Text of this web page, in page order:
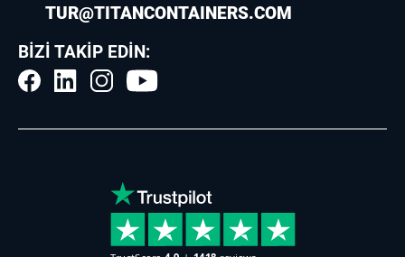
TUR@TITANCONTAINERS.COM
BIZI TAKIP EDIN: